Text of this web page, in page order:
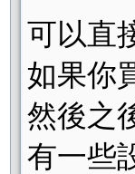
可以直
如果你
然後之
有一些